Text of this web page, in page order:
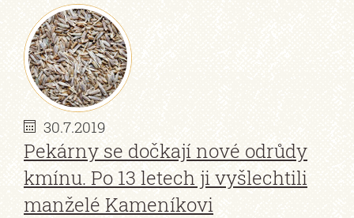
30.7.2019
Pekárny se dočkají nové odrůdy
kmínu. Po 13 letech ji vyšlechtili
manželé Kameníkovi